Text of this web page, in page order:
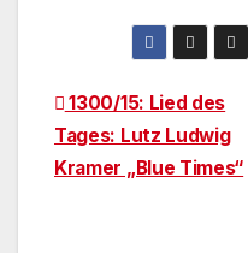
1300/15: Lied des
Tages: Lutz Ludwig
Kramer „Blue Times“